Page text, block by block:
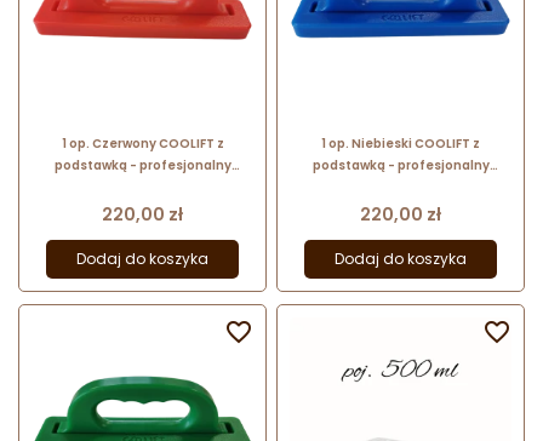
1 op. Czerwony COOLIFT z
podstawką - profesjonalny
pozzetti
Cena
220,00 zł
Dodaj do koszyka
1 op. Niebieski COOLIFT z
podstawką - profesjonalny
pozzetti
Cena
220,00 zł
Dodaj do koszyka
 